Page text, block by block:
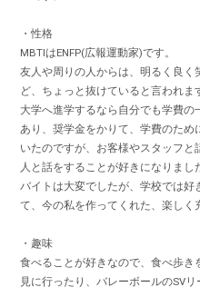
・性格
MBTIはENFP(広報運動家)です。
友人や周りの人からは、明るく良
ど、ちょっと抜けていると言われま
大学へ進学するなら自分でも学費
あり、奨学金をかりて、学費のた
いたのですが、お客様やスタッフと
人と話をすることが好きになりまし
バイトは大変でしたが、学校では好
て、今の私を作ってくれた、楽しく
・趣味
食べることが好きなので、食べ歩
見に行ったり、バレーボールのSV